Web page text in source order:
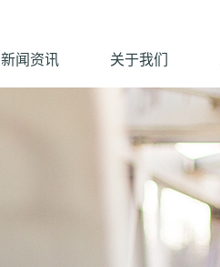
新闻资讯 关于我们